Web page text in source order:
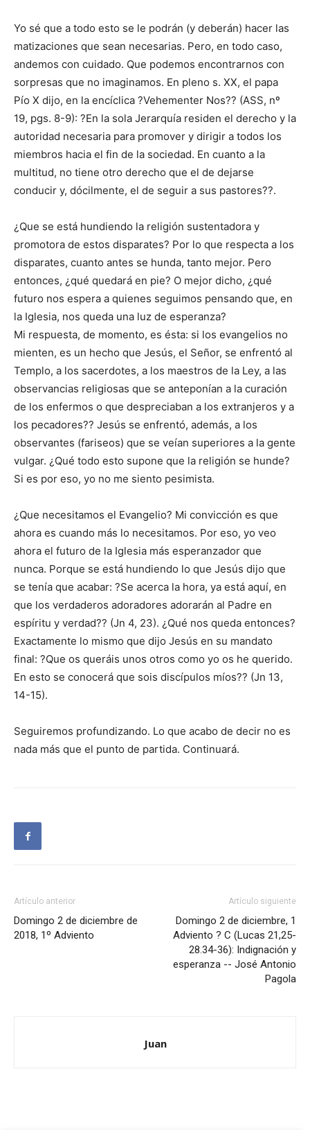
Yo sé que a todo esto se le podrán (y deberán) hacer las
matizaciones que sean necesarias. Pero, en todo caso,
andemos con cuidado. Que podemos encontrarnos con
sorpresas que no imaginamos. En pleno s. XX, el papa
Pío X dijo, en la encíclica ?Vehementer Nos?? (ASS, nº
19, pgs. 8-9): ?En la sola Jerarquía residen el derecho y la
autoridad necesaria para promover y dirigir a todos los
miembros hacia el fin de la sociedad. En cuanto a la
multitud, no tiene otro derecho que el de dejarse
conducir y, dócilmente, el de seguir a sus pastores??.
¿Que se está hundiendo la religión sustentadora y
promotora de estos disparates? Por lo que respecta a los
disparates, cuanto antes se hunda, tanto mejor. Pero
entonces, ¿qué quedará en pie? O mejor dicho, ¿qué
futuro nos espera a quienes seguimos pensando que, en
la Iglesia, nos queda una luz de esperanza?
Mi respuesta, de momento, es ésta: si los evangelios no
mienten, es un hecho que Jesús, el Señor, se enfrentó al
Templo, a los sacerdotes, a los maestros de la Ley, a las
observancias religiosas que se anteponían a la curación
de los enfermos o que despreciaban a los extranjeros y a
los pecadores?? Jesús se enfrentó, además, a los
observantes (fariseos) que se veían superiores a la gente
vulgar. ¿Qué todo esto supone que la religión se hunde?
Si es por eso, yo no me siento pesimista.
¿Que necesitamos el Evangelio? Mi convicción es que
ahora es cuando más lo necesitamos. Por eso, yo veo
ahora el futuro de la Iglesia más esperanzador que
nunca. Porque se está hundiendo lo que Jesús dijo que
se tenía que acabar: ?Se acerca la hora, ya está aquí, en
que los verdaderos adoradores adorarán al Padre en
espíritu y verdad?? (Jn 4, 23). ¿Qué nos queda entonces?
Exactamente lo mismo que dijo Jesús en su mandato
final: ?Que os queráis unos otros como yo os he querido.
En esto se conocerá que sois discípulos míos?? (Jn 13,
14-15).
Seguiremos profundizando. Lo que acabo de decir no es
nada más que el punto de partida. Continuará.
Artículo anterior
Domingo 2 de diciembre de
2018, 1º Adviento
Artículo siguiente
Domingo 2 de diciembre, 1
Adviento ? C (Lucas 21,25-
28.34-36): Indignación y
esperanza -- José Antonio
Pagola
Juan